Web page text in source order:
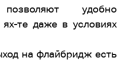
удобно
ях-те даже в условиях
на флайбридж есть